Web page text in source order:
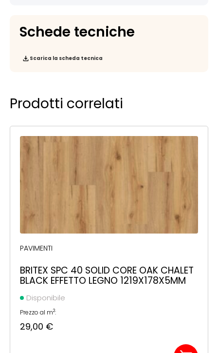
Schede tecniche
Scarica la scheda tecnica
Prodotti correlati
PAVIMENTI
BRITEX SPC 40 SOLID CORE OAK CHALET
BLACK EFFETTO LEGNO 1219X178X5MM
Disponibile
Prezzo al m2:
29,00 €